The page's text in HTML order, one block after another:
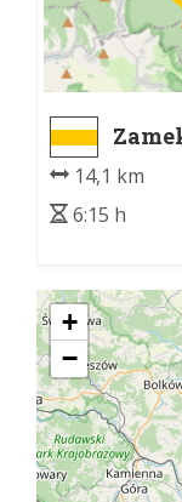
14,1 km
6:15 h
+
−